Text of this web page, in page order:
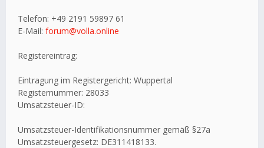
Telefon: +49 2191 59897 61
E-Mail: forum@volla.online
Registereintrag:
Eintragung im Registergericht: Wuppertal
Registernummer: 28033
Umsatzsteuer-ID:
Umsatzsteuer-Identifikationsnummer gemäß §27a
Umsatzsteuergesetz: DE311418133.